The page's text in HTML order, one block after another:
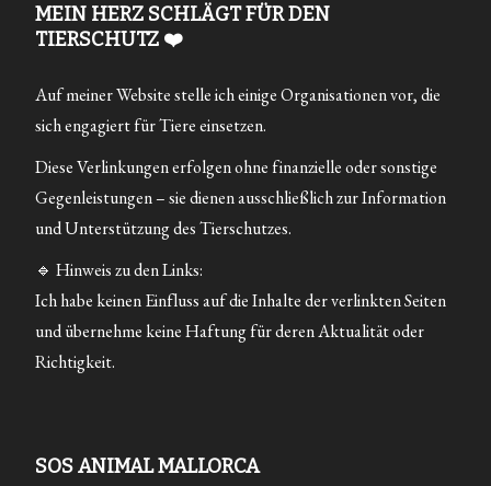
MEIN HERZ SCHLÄGT FÜR DEN
TIERSCHUTZ ❤️
Auf meiner Website stelle ich einige Organisationen vor, die
sich engagiert für Tiere einsetzen.
Diese Verlinkungen erfolgen ohne finanzielle oder sonstige
Gegenleistungen – sie dienen ausschließlich zur Information
und Unterstützung des Tierschutzes.
🔹 Hinweis zu den Links:
Ich habe keinen Einfluss auf die Inhalte der verlinkten Seiten
und übernehme keine Haftung für deren Aktualität oder
Richtigkeit.
SOS ANIMAL MALLORCA